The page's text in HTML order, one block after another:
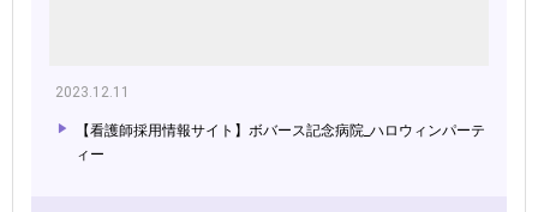
2023.12.11
【看護師採用情報サイト】ボバース記念病院_ハロウィンパーテ
ィー